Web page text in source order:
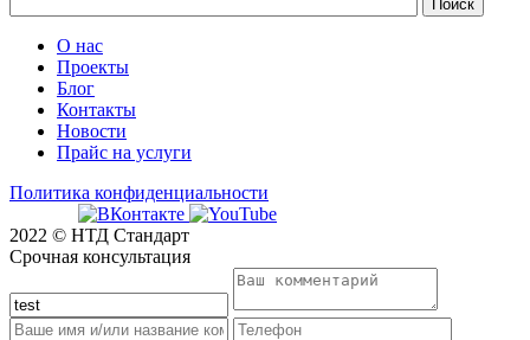
О нас
Проекты
Блог
Контакты
Новости
Прайс на услуги
Политика конфиденциальности
2022 © НТД Стандарт
Срочная консультация